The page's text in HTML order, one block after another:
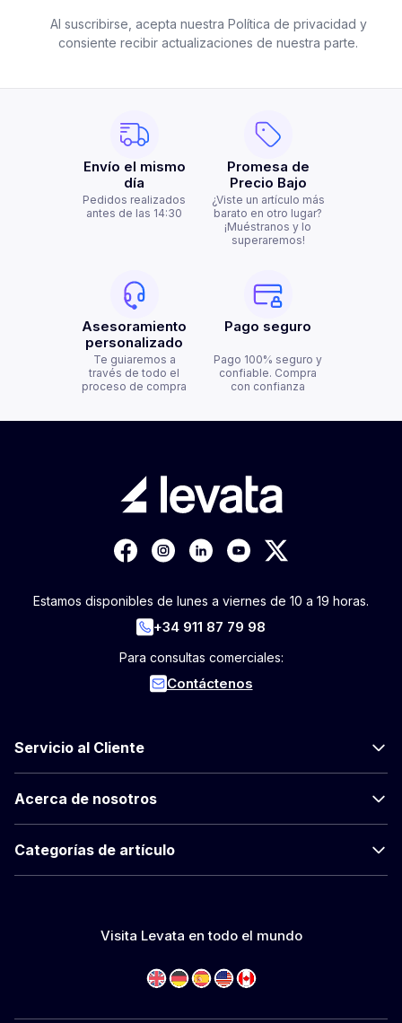
Al suscribirse, acepta nuestra Política de privacidad y
consiente recibir actualizaciones de nuestra parte.
Envío el mismo
día
Pedidos realizados
antes de las 14:30
Promesa de
Precio Bajo
¿Viste un artículo más
barato en otro lugar?
¡Muéstranos y lo
superaremos!
Asesoramiento
personalizado
Te guiaremos a
través de todo el
proceso de compra
Pago seguro
Pago 100% seguro y
confiable. Compra
con confianza
Estamos disponibles de lunes a viernes de 10 a 19 horas.
+34 911 87 79 98
Para consultas comerciales:
Contáctenos
Servicio al Cliente
Acerca de nosotros
Categorías de artículo
Visita Levata en todo el mundo